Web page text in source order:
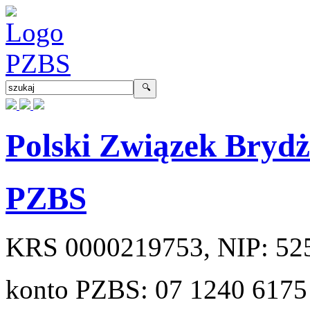
Polski Związek
PZBS
KRS 0000219753, NIP:
konto PZBS: 07 1240